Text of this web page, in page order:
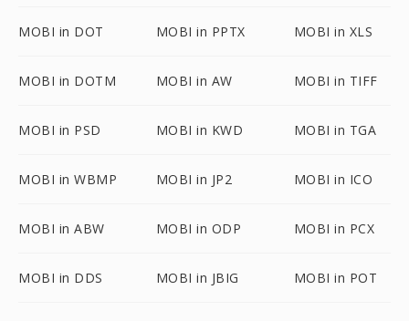
MOBI in DOT MOBI in PPTX MOBI in XLS
MOBI in DOTM MOBI in AW MOBI in TIFF
MOBI in PSD MOBI in KWD MOBI in TGA
MOBI in WBMP MOBI in JP2 MOBI in ICO
MOBI in ABW MOBI in ODP MOBI in PCX
MOBI in DDS MOBI in JBIG MOBI in POT